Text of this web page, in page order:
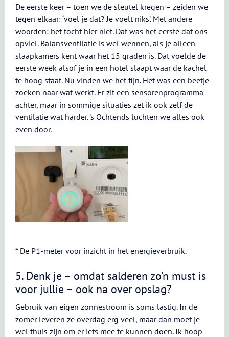
De eerste keer – toen we de sleutel kregen – zeiden we
tegen elkaar: ‘voel je dat? Je voelt niks’. Met andere
woorden: het tocht hier niet. Dat was het eerste dat ons
opviel. Balansventilatie is wel wennen, als je alleen
slaapkamers kent waar het 15 graden is. Dat voelde de
eerste week alsof je in een hotel slaapt waar de kachel
te hoog staat. Nu vinden we het fijn. Het was een beetje
zoeken naar wat werkt. Er zit een sensorenprogramma
achter, maar in sommige situaties zet ik ook zelf de
ventilatie wat harder. ’s Ochtends luchten we alles ook
even door.
* De P1-meter voor inzicht in het energieverbruik.
5. Denk je – omdat salderen zo’n must is
voor jullie – ook na over opslag?
Gebruik van eigen zonnestroom is soms lastig. In de
zomer leveren ze overdag erg veel, maar dan moet je
wel thuis zijn om er iets mee te kunnen doen. Ik hoop